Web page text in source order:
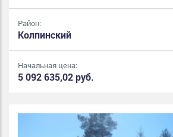
Район:
Колпинский
Начальная цена:
5 092 635,02 руб.